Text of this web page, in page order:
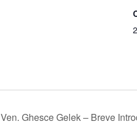
Ven. Ghesce Gelek – Breve